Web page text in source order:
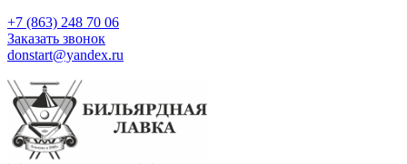
+7 (863) 248 70 06
Заказать звонок
donstart@yandex.ru